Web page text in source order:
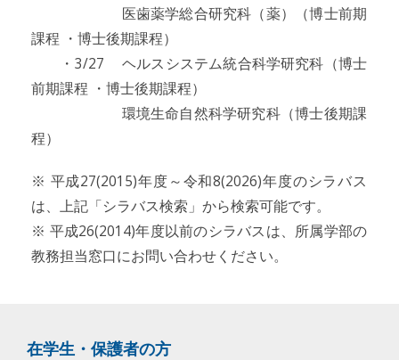
医歯薬学総合研究科（薬）（博士前期
課程 ・博士後期課程）
・3/27 ヘルスシステム統合科学研究科（博士
前期課程 ・博士後期課程）
環境生命自然科学研究科（博士後期課
程）
※ 平成27(2015)年度～令和8(2026)年度のシラバス
は、上記「シラバス検索」から検索可能です。
※ 平成26(2014)年度以前のシラバスは、所属学部の
教務担当窓口にお問い合わせください。
在学生・保護者の方